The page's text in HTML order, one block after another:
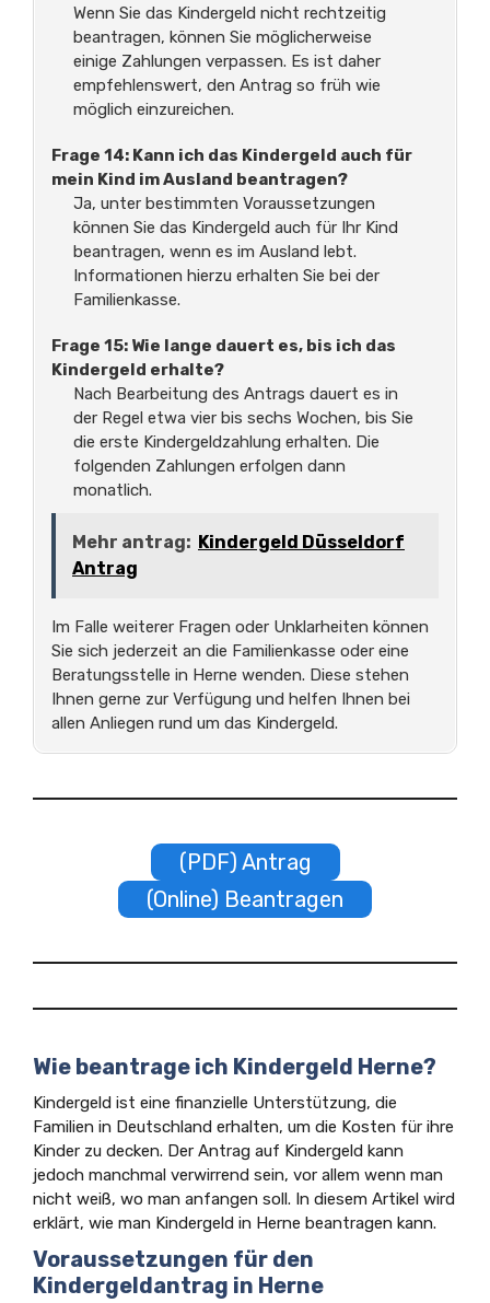
Wenn Sie das Kindergeld nicht rechtzeitig
beantragen, können Sie möglicherweise
einige Zahlungen verpassen. Es ist daher
empfehlenswert, den Antrag so früh wie
möglich einzureichen.
Frage 14: Kann ich das Kindergeld auch für
mein Kind im Ausland beantragen?
Ja, unter bestimmten Voraussetzungen
können Sie das Kindergeld auch für Ihr Kind
beantragen, wenn es im Ausland lebt.
Informationen hierzu erhalten Sie bei der
Familienkasse.
Frage 15: Wie lange dauert es, bis ich das
Kindergeld erhalte?
Nach Bearbeitung des Antrags dauert es in
der Regel etwa vier bis sechs Wochen, bis Sie
die erste Kindergeldzahlung erhalten. Die
folgenden Zahlungen erfolgen dann
monatlich.
Mehr antrag: Kindergeld Düsseldorf
Antrag
Im Falle weiterer Fragen oder Unklarheiten können
Sie sich jederzeit an die Familienkasse oder eine
Beratungsstelle in Herne wenden. Diese stehen
Ihnen gerne zur Verfügung und helfen Ihnen bei
allen Anliegen rund um das Kindergeld.
(PDF) Antrag
(Online) Beantragen
Wie beantrage ich Kindergeld Herne?
Kindergeld ist eine finanzielle Unterstützung, die
Familien in Deutschland erhalten, um die Kosten für ihre
Kinder zu decken. Der Antrag auf Kindergeld kann
jedoch manchmal verwirrend sein, vor allem wenn man
nicht weiß, wo man anfangen soll. In diesem Artikel wird
erklärt, wie man Kindergeld in Herne beantragen kann.
Voraussetzungen für den
Kindergeldantrag in Herne